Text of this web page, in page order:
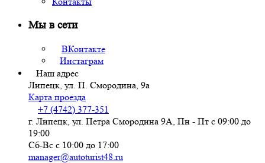
Мы в сети
ВКонтакте
Инстаграм
Наш адрес
Липецк, ул. П. Смородина, 9а
Карта проезда
+7 (4742) 377-351
г. Липецк, ул. Петра Смородина 9А, Пн - Пт с 09:00 до
19:00
Сб-Вс с 10:00 до 17:00
manager@autoturist48.ru